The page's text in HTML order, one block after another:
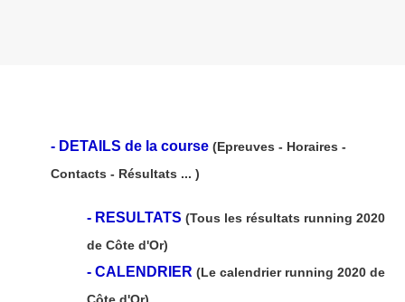
- DETAILS de la course (Epreuves - Horaires -
Contacts - Résultats ... )
- RESULTATS (Tous les résultats running 2020
de Côte d'Or)
- CALENDRIER (Le calendrier running 2020 de